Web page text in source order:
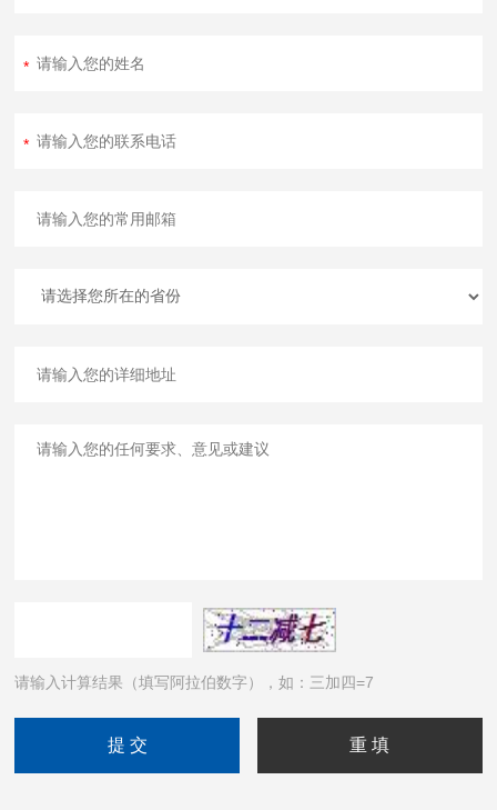
请输入计算结果（填写阿拉伯数字），如：三加四=7